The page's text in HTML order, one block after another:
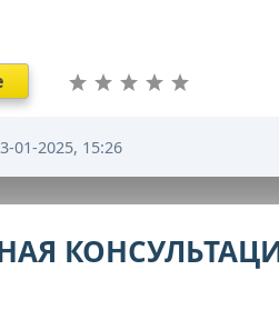
01-2025, 15:26